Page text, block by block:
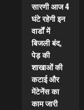
सारणी आज 4
घंटे रहेगी इन
वार्डों में
बिजली बंद,
पेड़ की
शाखाओं की
कटाई और
मेंटेनेंस का
काम जारी